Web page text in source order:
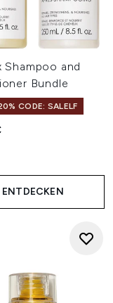
Shampoo and
Bundle
CODE: SALELF
ENTDECKEN